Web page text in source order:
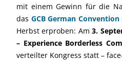
mit einem Gewinn für die
das GCB German Convention
Herbst erproben: Am3.
– Experience Borderless
verteilter Kongress statt –